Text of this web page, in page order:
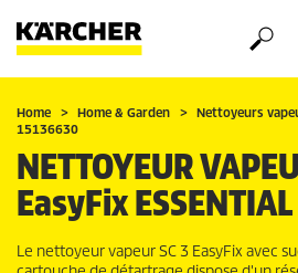
Panier
Mes Favoris
Home Home & Garden Nettoyeurs
15136630
NETTOYEUR
EasyFixESSENTIAL
Le nettoyeur vapeur SC 3 EasyFixavec